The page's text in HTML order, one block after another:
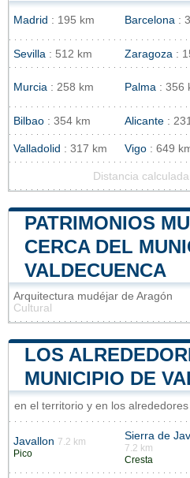
Madrid : 195 km Barcelona :
Sevilla : 512 km Zaragoza :
Murcia : 258 km Palma : 356
Bilbao : 354 km Alicante :
Valladolid : 317 km Vigo : 649
Distancia
PATRIMONIOS
CERCA DEL
VALDECUENCA
Arquitectura mudéjar de Aragón
Cultural
LOS
MUNICIPIO DE
en el territorio y en los
Javallon 7.2 km
Pico
Sierra de
7.2 km
Cresta